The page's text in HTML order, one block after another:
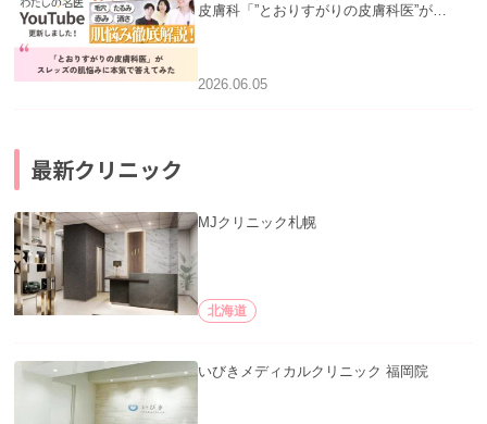
皮膚科「”とおりすがりの皮膚科医”がス
公開いたしました。
2026.06.05
最新クリニック
MJクリニック札幌
北海道
いびきメディカルクリニック 福岡院